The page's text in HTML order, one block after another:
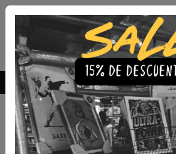
Envío Gratis a todo Chile comprando